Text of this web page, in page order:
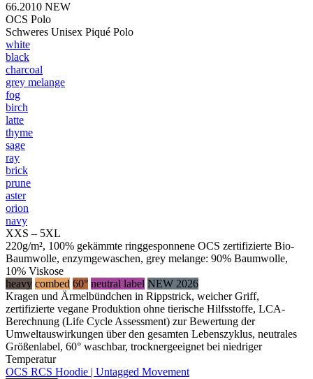
66.2010 NEW
OCS Polo
Schweres Unisex Piqué Polo
white
black
charcoal
grey melange
fog
birch
latte
thyme
sage
ray
brick
prune
aster
orion
navy
XXS – 5XL
220g/m², 100% gekämmte ringgesponnene OCS zertifizierte Bio-
Baumwolle, enzymgewaschen, grey melange: 90% Baumwolle,
10% Viskose
heavy combed 60° neutral label NEW 2026
Kragen und Ärmelbündchen in Rippstrick, weicher Griff,
zertifizierte vegane Produktion ohne tierische Hilfsstoffe, LCA-
Berechnung (Life Cycle Assessment) zur Bewertung der
Umweltauswirkungen über den gesamten Lebenszyklus, neutrales
Größenlabel, 60° waschbar, trocknergeeignet bei niedriger
Temperatur
OCS RCS Hoodie | Untagged Movement